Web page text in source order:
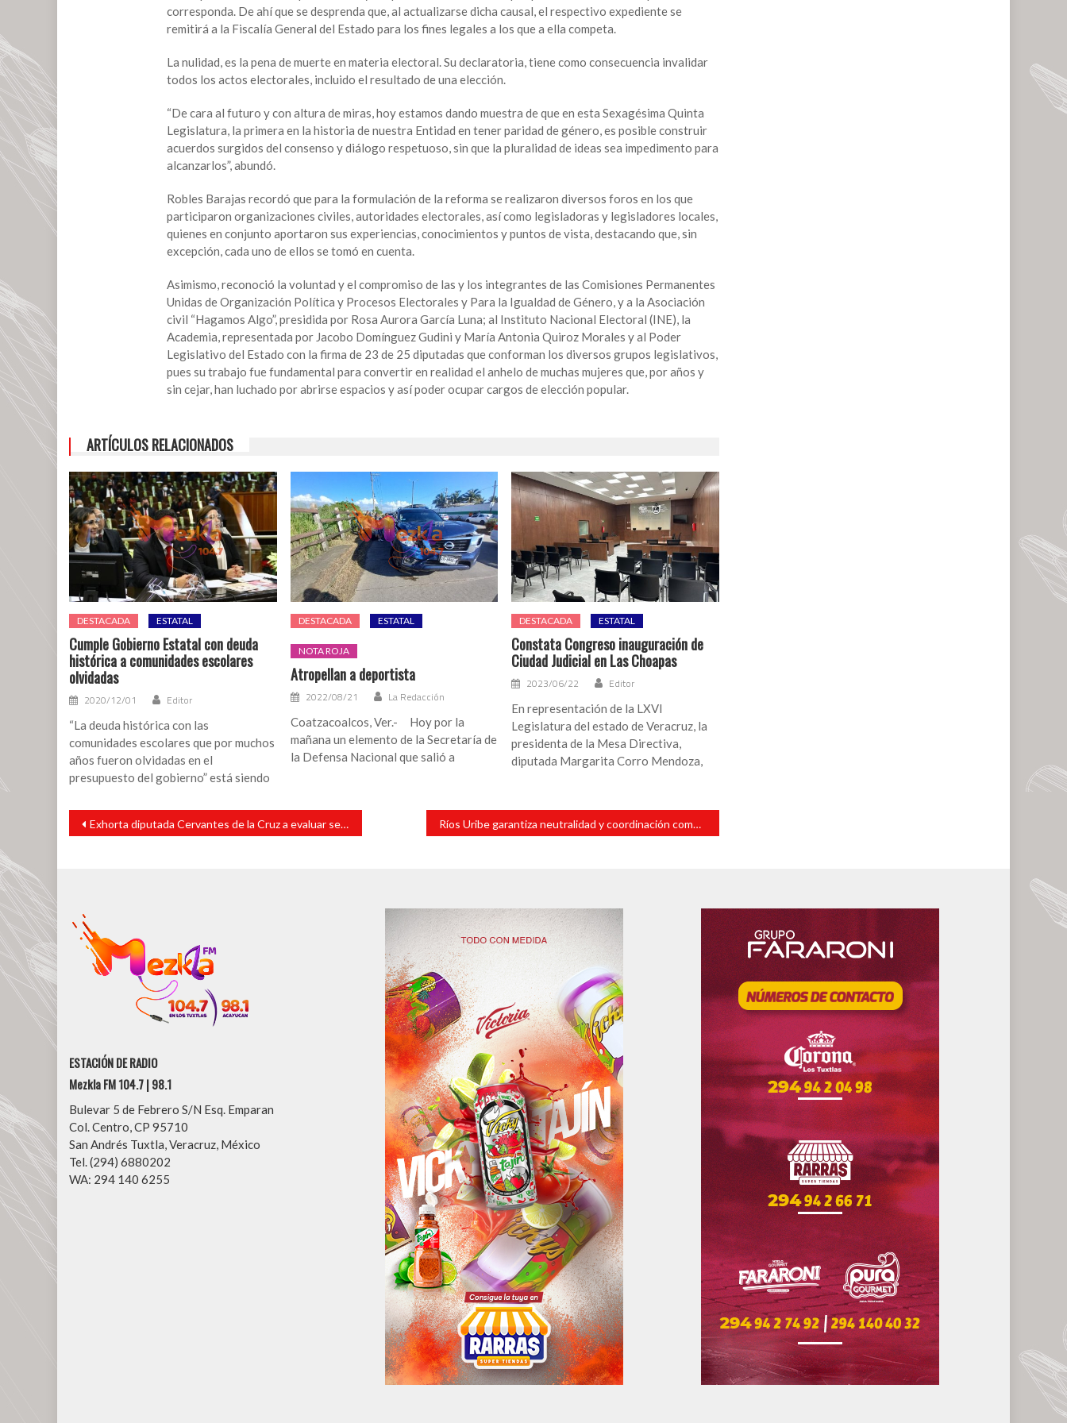
corresponda. De ahí que se desprenda que, al actualizarse dicha causal, el respectivo expediente se
remitirá a la Fiscalía General del Estado para los fines legales a los que a ella competa.
La nulidad, es la pena de muerte en materia electoral. Su declaratoria, tiene como consecuencia invalidar
todos los actos electorales, incluido el resultado de una elección.
“De cara al futuro y con altura de miras, hoy estamos dando muestra de que en esta Sexagésima Quinta
Legislatura, la primera en la historia de nuestra Entidad en tener paridad de género, es posible construir
acuerdos surgidos del consenso y diálogo respetuoso, sin que la pluralidad de ideas sea impedimento para
alcanzarlos”, abundó.
Robles Barajas recordó que para la formulación de la reforma se realizaron diversos foros en los que
participaron organizaciones civiles, autoridades electorales, así como legisladoras y legisladores locales,
quienes en conjunto aportaron sus experiencias, conocimientos y puntos de vista, destacando que, sin
excepción, cada uno de ellos se tomó en cuenta.
Asimismo, reconoció la voluntad y el compromiso de las y los integrantes de las Comisiones Permanentes
Unidas de Organización Política y Procesos Electorales y Para la Igualdad de Género, y a la Asociación
civil “Hagamos Algo”, presidida por Rosa Aurora García Luna; al Instituto Nacional Electoral (INE), la
Academia, representada por Jacobo Domínguez Gudini y María Antonia Quiroz Morales y al Poder
Legislativo del Estado con la firma de 23 de 25 diputadas que conforman los diversos grupos legislativos,
pues su trabajo fue fundamental para convertir en realidad el anhelo de muchas mujeres que, por años y
sin cejar, han luchado por abrirse espacios y así poder ocupar cargos de elección popular.
ARTÍCULOS RELACIONADOS
DESTACADA ESTATAL
Cumple Gobierno Estatal con deuda
histórica a comunidades escolares
olvidadas
2020/12/01 Editor
“La deuda histórica con las
comunidades escolares que por muchos
años fueron olvidadas en el
presupuesto del gobierno” está siendo
DESTACADA ESTATAL
NOTA ROJA
Atropellan a deportista
2022/08/21 La Redacción
Coatzacoalcos, Ver.- Hoy por la
mañana un elemento de la Secretaría de
la Defensa Nacional que salió a
DESTACADA ESTATAL
Constata Congreso inauguración de
Ciudad Judicial en Las Choapas
2023/06/22 Editor
En representación de la LXVI
Legislatura del estado de Veracruz, la
presidenta de la Mesa Directiva,
diputada Margarita Corro Mendoza,
Navegación
entradas
Exhorta diputada Cervantes de la Cruz a evaluar servicios del Hospital de Álamo Ríos Uribe garantiza neutralidad y coordinación como Presidente del Congreso: Gómez Cazarín
ESTACIÓN DE RADIO
Mezkla FM 104.7 | 98.1
Bulevar 5 de Febrero S/N Esq. Emparan
Col. Centro, CP 95710
San Andrés Tuxtla, Veracruz, México
Tel. (294) 6880202
WA: 294 140 6255